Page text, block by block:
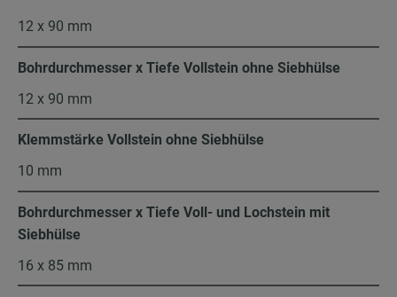
12 x 90 mm
Bohrdurchmesser x Tiefe Vollstein ohne Siebhülse
12 x 90 mm
Klemmstärke Vollstein ohne Siebhülse
10 mm
Bohrdurchmesser x Tiefe Voll- und Lochstein mit
Siebhülse
16 x 85 mm